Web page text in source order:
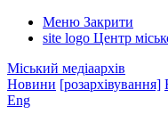
Меню Закрити
site logo Центр
Міський медіаархів
Новини [розархівування]
Eng